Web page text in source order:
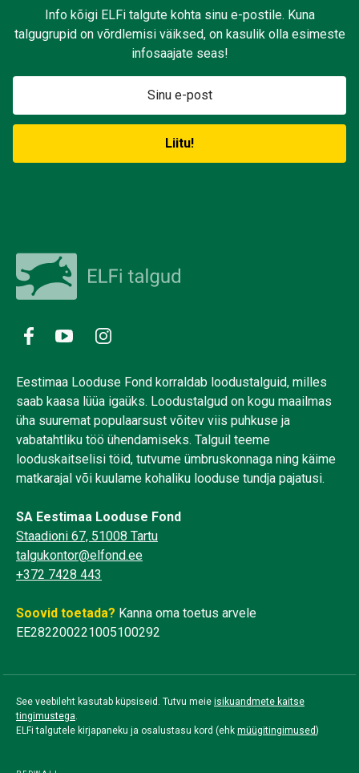
Info kõigi ELFi talgute kohta sinu e-postile. Kuna
talgugrupid on võrdlemisi väiksed, on kasulik olla esimeste
infosaajate seas!
Eestimaa Looduse Fond korraldab loodustalguid, milles
saab kaasa lüüa igaüks. Loodustalgud on kogu maailmas
üha suuremat populaarsust võitev viis puhkuse ja
vabatahtliku töö ühendamiseks. Talguil teeme
looduskaitselisi töid, tutvume ümbruskonnaga ning käime
matkarajal või kuulame kohaliku looduse tundja pajatusi.
SA Eestimaa Looduse Fond
Staadioni 67, 51008 Tartu
talgukontor@elfond.ee
+372 7428 443
Soovid toetada? Kanna oma toetus arvele
EE282200221005100292
See veebileht kasutab küpsiseid. Tutvu meie isikuandmete kaitse
tingimustega.
ELFi talgutele kirjapaneku ja osalustasu kord (ehk müügitingimused)